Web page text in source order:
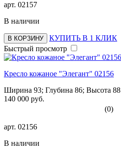
арт. 02157
В наличии
В КОРЗИНУ
КУПИТЬ В 1 КЛИК
Быстрый просмотр
Кресло кожаное "Элегант" 02156
Ширина 93; Глубина 86; Высота 88
140 000 руб.
(0)
арт. 02156
В наличии